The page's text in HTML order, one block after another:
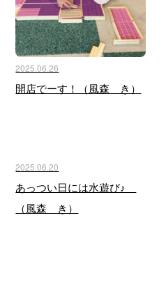
2025.06.26
開店でーす！（風森 き）
2025.06.20
あっつい日には水遊び♪
（風森 き）